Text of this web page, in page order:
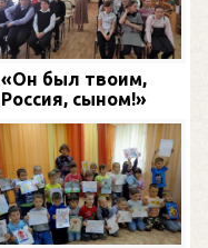
«Он был твоим,
Россия, сыном!»